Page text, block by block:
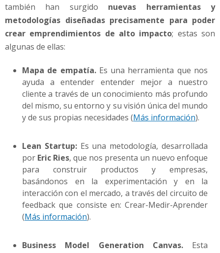
también han surgido nuevas herramientas y
metodologías diseñadas precisamente para poder
crear emprendimientos de alto impacto; estas son
algunas de ellas:
Mapa de empatía.Es una herramienta que nos
ayuda a entender entender mejor a nuestro
cliente a través de un conocimiento más profundo
del mismo, su entorno y su visión única del mundo
y de sus propias necesidades (Más información).
Lean Startup:Es una metodología, desarrollada
por Eric Ries, que nos presenta un nuevo enfoque
para construir productos y empresas,
basándonos en la experimentación y en la
interacción con el mercado, a través del circuito de
feedback que consiste en: Crear-Medir-Aprender
(Más información).
Business Model Generation Canvas.Esta